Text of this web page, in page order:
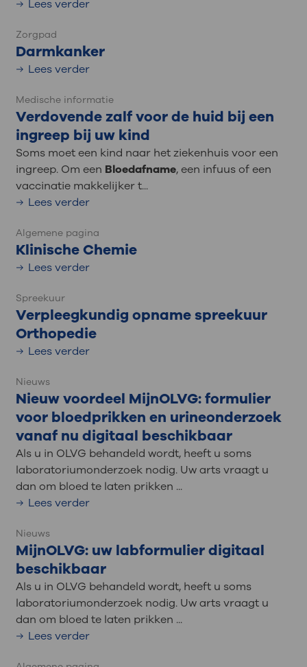
Lees verder
Zorgpad
Darmkanker
Lees verder
Medische informatie
Verdovende zalf voor de huid bij een
ingreep bij uw kind
Soms moet een kind naar het ziekenhuis voor een
ingreep. Om een Bloedafname, een infuus of een
vaccinatie makkelijker t...
Lees verder
Algemene pagina
Klinische Chemie
Lees verder
Spreekuur
Verpleegkundig opname spreekuur
Orthopedie
Lees verder
Nieuws
Nieuw voordeel MijnOLVG: formulier
voor bloedprikken en urineonderzoek
vanaf nu digitaal beschikbaar
Als u in OLVG behandeld wordt, heeft u soms
laboratoriumonderzoek nodig. Uw arts vraagt u
dan om bloed te laten prikken ...
Lees verder
Nieuws
MijnOLVG: uw labformulier digitaal
beschikbaar
Als u in OLVG behandeld wordt, heeft u soms
laboratoriumonderzoek nodig. Uw arts vraagt u
dan om bloed te laten prikken ...
Lees verder